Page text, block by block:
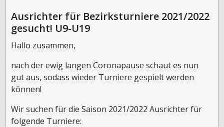
Ausrichter für Bezirksturniere 2021/2022
gesucht! U9-U19
Hallo zusammen,
nach der ewig langen Coronapause schaut es nun
gut aus, sodass wieder Turniere gespielt werden
können!
Wir suchen für die Saison 2021/2022 Ausrichter für
folgende Turniere: